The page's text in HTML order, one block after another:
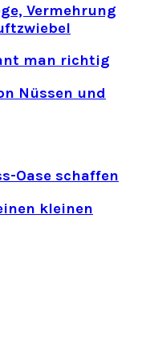
Vermehrung
man richtig
Nüssen und
Oase schaffen
kleinen